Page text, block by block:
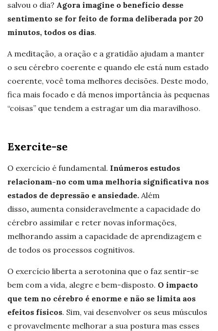
salvou o dia? Agora imagine o benefício desse
sentimento se for feito de forma deliberada por 20
minutos, todos os dias.
A meditação, a oração e a gratidão ajudam a manter
o seu cérebro coerente e quando ele está num estado
coerente, você toma melhores decisões. Deste modo,
fica mais focado e dá menos importância às pequenas
“coisas” que tendem a estragar um dia maravilhoso.
Exercite-se
O exercício é fundamental. Inúmeros estudos
relacionam-no com uma melhoria significativa nos
estados de depressão e ansiedade. Além
disso, aumenta consideravelmente a capacidade do
cérebro assimilar e reter novas informações,
melhorando assim a capacidade de aprendizagem e
de todos os processos cognitivos.
O exercício liberta a serotonina que o faz sentir-se
bem com a vida, alegre e bem-disposto. O impacto
que tem no cérebro é enorme e não se limita aos
efeitos físicos. Sim, vai desenvolver os seus músculos
e provavelmente melhorar a sua postura mas esses